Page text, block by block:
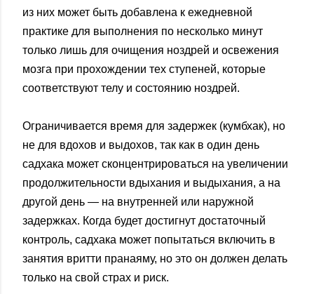
из них может быть добавлена к ежедневной
практике для выполнения по несколько минут
только лишь для очищения ноздрей и освежения
мозга при прохождении тех ступеней, которые
соответствуют телу и состоянию ноздрей.
Ограничивается время для задержек (кумбхак), но
не для вдохов и выдохов, так как в один день
садхака может сконцентрироваться на увеличении
продолжительности вдыхания и выдыхания, а на
другой день — на внутренней или наружной
задержках. Когда будет достигнут достаточный
контроль, садхака может попытаться включить в
занятия вритти пранаяму, но это он должен делать
только на свой страх и риск.